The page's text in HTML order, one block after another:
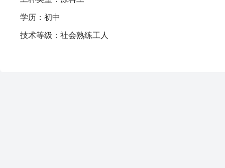
学历： 初中
技术等级： 社会熟练工人